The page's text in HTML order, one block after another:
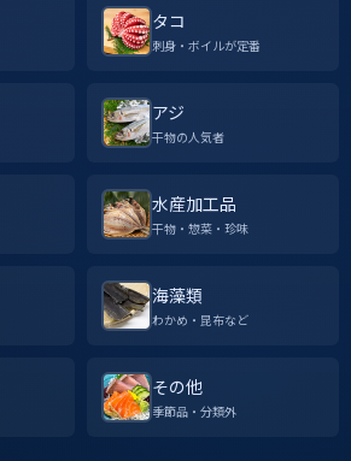
タコ
刺身・ボイルが定番
アジ
干物の人気者
水産加工品
干物・惣菜・珍味
海藻類
わかめ・昆布など
その他
季節品・分類外